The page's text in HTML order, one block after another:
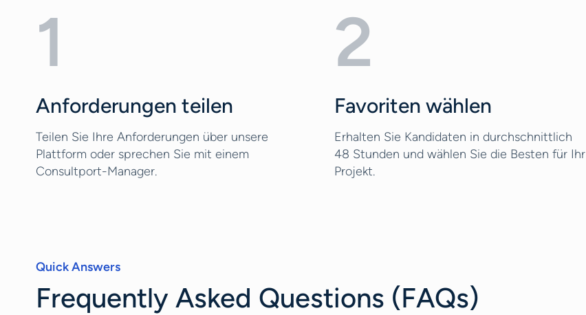
1
Anforderungen teilen
Teilen Sie Ihre Anforderungen über unsere
Plattform oder sprechen Sie mit einem
Consultport-Manager.
2
Favoriten wählen
Erhalten Sie Kandidaten in durchschnittlich
48 Stunden und wählen Sie die Besten für Ihr
Projekt.
Quick Answers
Frequently Asked Questions (FAQs)